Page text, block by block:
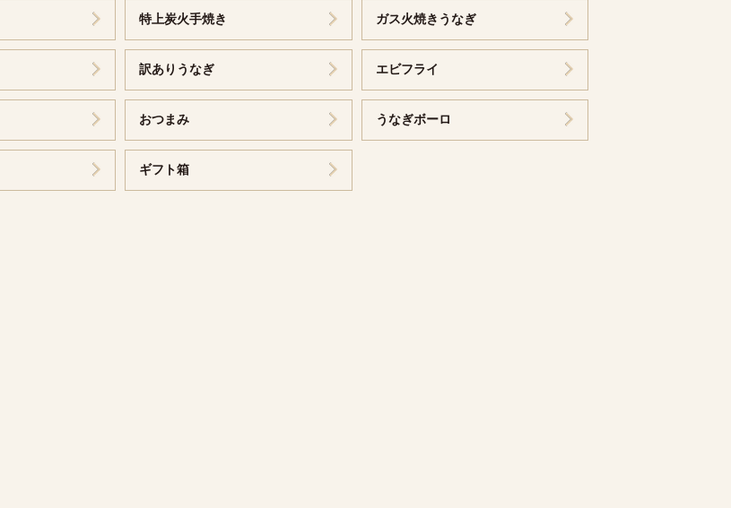
特上炭火手焼き ガス火焼きうなぎ
訳ありうなぎ エビフライ
おつまみ うなぎボーロ
ギフト箱